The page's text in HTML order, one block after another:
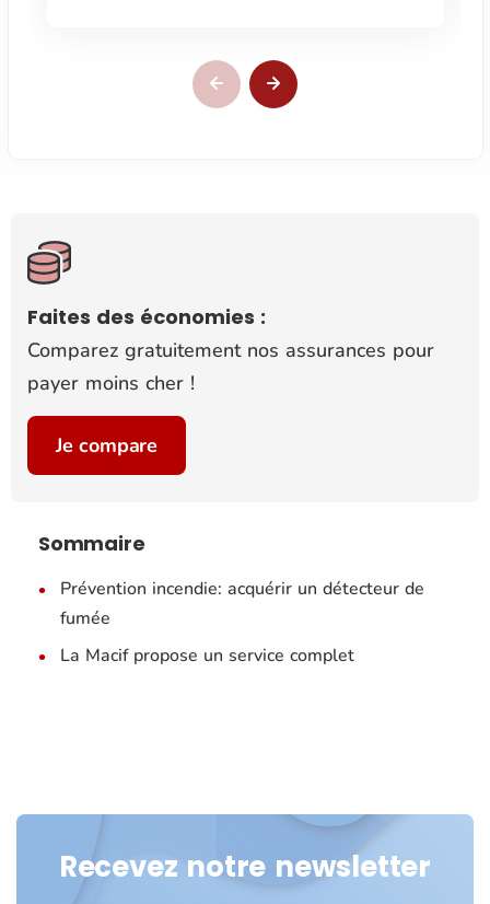
Faites des économies :
Comparez gratuitement nos assurances pour
payer moins cher !
Je compare
Sommaire
Prévention incendie: acquérir un détecteur de
fumée
La Macif propose un service complet
Recevez notre newsletter